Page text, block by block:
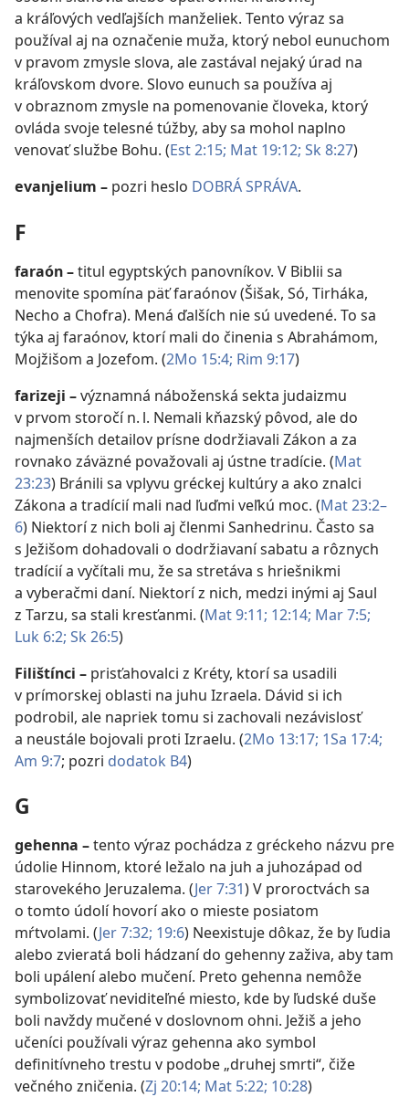
a kráľových vedľajších manželiek. Tento výraz sa
používal aj na označenie muža, ktorý nebol eunuchom
v pravom zmysle slova, ale zastával nejaký úrad na
kráľovskom dvore. Slovo eunuch sa používa aj
v obraznom zmysle na pomenovanie človeka, ktorý
ovláda svoje telesné túžby, aby sa mohol naplno
venovať službe Bohu. (Est 2:15; Mat 19:12; Sk 8:27)
evanjelium – pozri heslo DOBRÁ SPRÁVA.
F
faraón–titul egyptských panovníkov. V Biblii sa
menovite spomína päť faraónov (Šišak, Só, Tirháka,
Necho a Chofra). Mená ďalších nie sú uvedené. To sa
týka aj faraónov, ktorí mali do činenia s Abrahámom,
Mojžišom a Jozefom. (2Mo 15:4; Rim 9:17)
farizeji –významná náboženská sekta judaizmu
v prvom storočí n. l. Nemali kňazský pôvod, ale do
najmenších detailov prísne dodržiavali Zákon a za
rovnako záväzné považovali aj ústne tradície. (Mat
23:23) Bránili sa vplyvu gréckej kultúry a ako znalci
Zákona a tradícií mali nad ľuďmi veľkú moc. (Mat 23:2–
6) Niektorí z nich boli aj členmi Sanhedrinu. Často sa
s Ježišom dohadovali o dodržiavaní sabatu a rôznych
tradícií a vyčítali mu, že sa stretáva s hriešnikmi
a vyberačmi daní. Niektorí z nich, medzi inými aj Saul
z Tarzu, sa stali kresťanmi. (Mat 9:11; 12:14; Mar 7:5;
Luk 6:2; Sk 26:5)
Filištínci – prisťahovalci z Kréty, ktorí sa usadili
v prímorskej oblasti na juhu Izraela. Dávid si ich
podrobil, ale napriek tomu si zachovali nezávislosť
a neustále bojovali proti Izraelu. (2Mo 13:17; 1Sa 17:4;
Am 9:7; pozri dodatok B4)
G
gehenna –tento výraz pochádza z gréckeho názvu pre
údolie Hinnom, ktoré ležalo na juh a juhozápad od
starovekého Jeruzalema. (Jer 7:31) V proroctvách sa
o tomto údolí hovorí ako o mieste posiatom
mŕtvolami. (Jer 7:32; 19:6) Neexistuje dôkaz, že by ľudia
alebo zvieratá boli hádzaní do gehenny zaživa, aby tam
boli upálení alebo mučení. Preto gehenna nemôže
symbolizovať neviditeľné miesto, kde by ľudské duše
boli navždy mučené v doslovnom ohni. Ježiš a jeho
učeníci používali výraz gehenna ako symbol
definitívneho trestu v podobe „druhej smrti“, čiže
večného zničenia. (Zj 20:14; Mat 5:22; 10:28)